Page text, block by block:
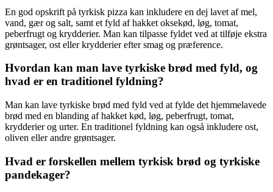
En god opskrift på tyrkisk pizza kan inkludere en dej lavet af mel,
vand, gær og salt, samt et fyld af hakket oksekød, løg, tomat,
peberfrugt og krydderier. Man kan tilpasse fyldet ved at tilføje ekstra
grøntsager, ost eller krydderier efter smag og præference.
Hvordan kan man lave tyrkiske brød med fyld, og
hvad er en traditionel fyldning?
Man kan lave tyrkiske brød med fyld ved at fylde det hjemmelavede
brød med en blanding af hakket kød, løg, peberfrugt, tomat,
krydderier og urter. En traditionel fyldning kan også inkludere ost,
oliven eller andre grøntsager.
Hvad er forskellen mellem tyrkisk brød og tyrkiske
pandekager?